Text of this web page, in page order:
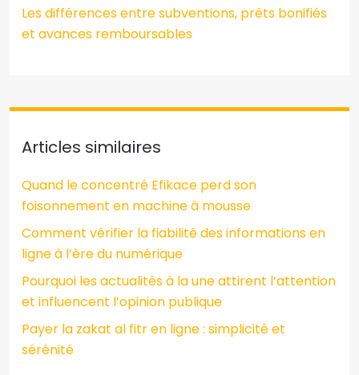
Les différences entre subventions, prêts bonifiés
et avances remboursables
Articles similaires
Quand le concentré Efikace perd son
foisonnement en machine à mousse
Comment vérifier la fiabilité des informations en
ligne à l’ère du numérique
Pourquoi les actualités à la une attirent l’attention
et influencent l’opinion publique
Payer la zakat al fitr en ligne : simplicité et
sérénité